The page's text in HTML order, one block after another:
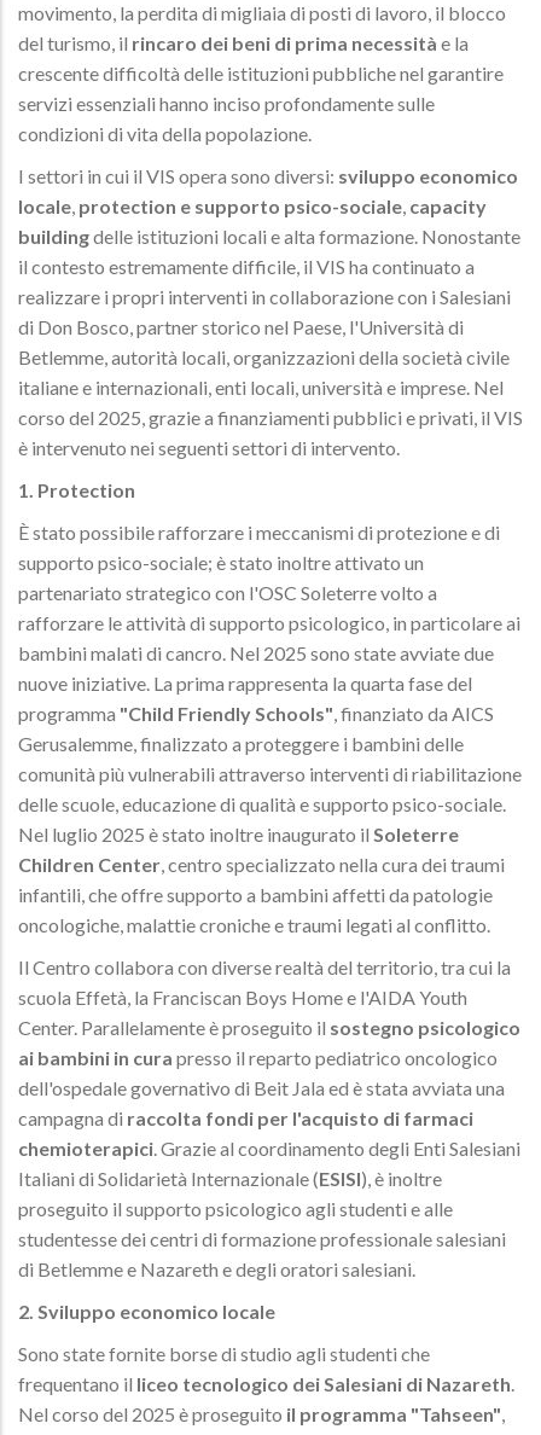
movimento, la perdita di migliaia di posti di lavoro, il blocco
del turismo, il rincaro dei beni di prima necessità e la
crescente difficoltà delle istituzioni pubbliche nel garantire
servizi essenziali hanno inciso profondamente sulle
condizioni di vita della popolazione.
I settori in cui il VIS opera sono diversi: sviluppo economico
locale, protection e supporto psico-sociale, capacity
buildingdelle istituzioni locali e alta formazione. Nonostante
il contesto estremamente difficile, il VIS ha continuato a
realizzare i propri interventi in collaborazione con i Salesiani
di Don Bosco, partner storico nel Paese, l'Università di
Betlemme, autorità locali, organizzazioni della società civile
italiane e internazionali, enti locali, università e imprese. Nel
corso del 2025, grazie a finanziamenti pubblici e privati, il VIS
è intervenuto nei seguenti settori di intervento.
1. Protection
È stato possibile rafforzare i meccanismi di protezione e di
supporto psico-sociale; è stato inoltre attivato un
partenariato strategico con l'OSC Soleterre volto a
rafforzare le attività di supporto psicologico, in particolare ai
bambini malati di cancro. Nel 2025 sono state avviate due
nuove iniziative. La prima rappresenta la quarta fase del
programma "Child Friendly Schools", finanziato da AICS
Gerusalemme, finalizzato a proteggere i bambini delle
comunità più vulnerabili attraverso interventi di riabilitazione
delle scuole, educazione di qualità e supporto psico-sociale.
Nel luglio 2025 è stato inoltre inaugurato il Soleterre
Children Center, centro specializzato nella cura dei traumi
infantili, che offre supporto a bambini affetti da patologie
oncologiche, malattie croniche e traumi legati al conflitto.
Il Centro collabora con diverse realtà del territorio, tra cui la
scuola Effetà, la Franciscan Boys Home e l'AIDA Youth
Center. Parallelamente è proseguito il sostegno psicologico
ai bambini in cura presso il reparto pediatrico oncologico
dell'ospedale governativo di Beit Jala ed è stata avviata una
campagna di raccolta fondi per l'acquisto di farmaci
chemioterapici. Grazie al coordinamento degli Enti Salesiani
Italiani di Solidarietà Internazionale (ESISI), è inoltre
proseguito il supporto psicologico agli studenti e alle
studentesse dei centri di formazione professionale salesiani
di Betlemme e Nazareth e degli oratori salesiani.
2. Sviluppo economico locale
Sono state fornite borse di studio agli studenti che
frequentano il liceo tecnologico dei Salesiani di Nazareth.
Nel corso del 2025 è proseguito il programma "Tahseen",